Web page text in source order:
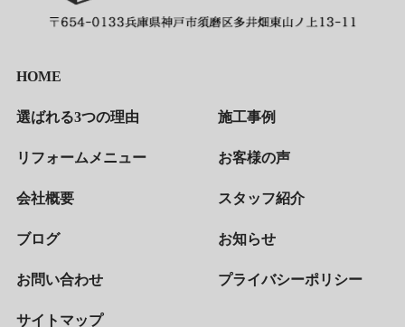
HOME
選ばれる3つの理由 施工事例
リフォームメニュー お客様の声
会社概要 スタッフ紹介
ブログ お知らせ
お問い合わせ プライバシーポリシー
サイトマップ